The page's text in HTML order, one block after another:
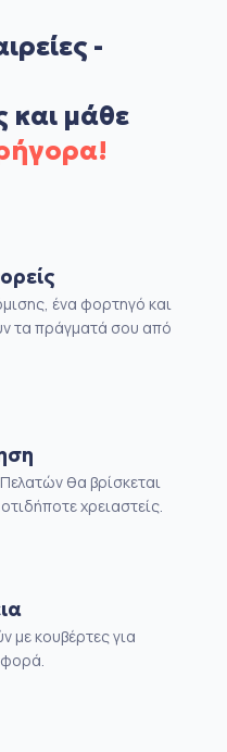
-
μάθε
ένα φορτηγό και
τα πράγματά σου από
θα βρίσκεται
χρειαστείς.
κουβέρτες για